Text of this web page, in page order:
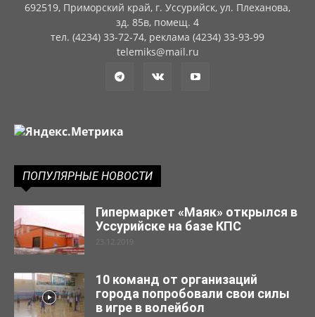
692519, Приморский край, г. Уссурийск, ул. Плеханова,
зд. 85в, помещ. 4
тел. (4234) 33-72-74, реклама (4234) 33-93-99
telemiks@mail.ru
ПОПУЛЯРНЫЕ НОВОСТИ
Гипермаркет «Маяк» открылся в
Уссурийске на базе КПС
23.12.2019
10 команд от организаций
города попробовали свои силы
в игре в волейбол